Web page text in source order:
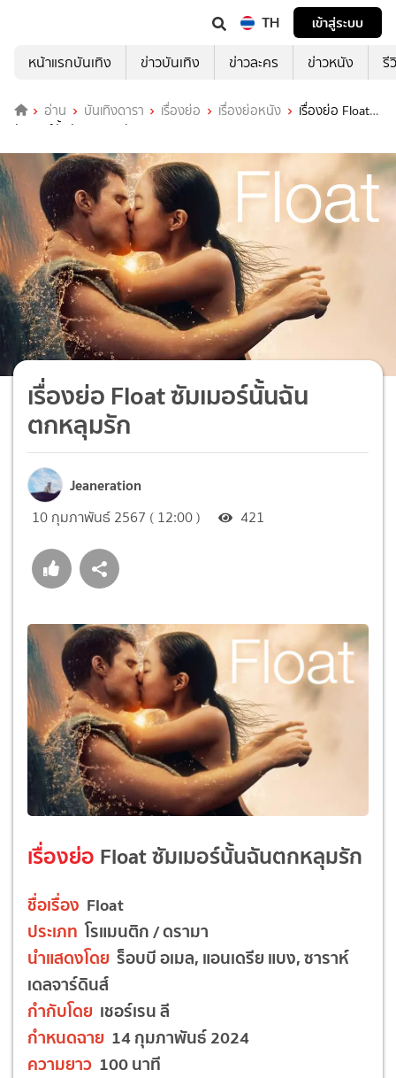
TH
เข้าสู่ระบบ
หน้าแรกบันเทิง
ข่าวบันเทิง ข่าวละคร ข่าวหนัง รี
อ่าน บันเทิงดารา เรื่องย่อ เรื่องย่อหนัง
เรื่องย่อ Float
ซัมเมอร์นั้นฉันตกหลุมรัก
เรื่องย่อ Float ซัมเมอร์นั้นฉัน
ตกหลุมรัก
Jeaneration
10 กุมภาพันธ์ 2567 ( 12:00 ) 421
เรื่องย่อ Float ซัมเมอร์นั้นฉันตกหลุมรัก
ชื่อเรื่อง Float
ประเภท โรแมนติก / ดรามา
นำแสดงโดย ร็อบบี อเมล, แอนเดรีย แบง, ซาราห์
เดลจาร์ดินส์
กำกับโดย เชอร์เรน ลี
กำหนดฉาย 14 กุมภาพันธ์ 2024
ความยาว 100 นาที